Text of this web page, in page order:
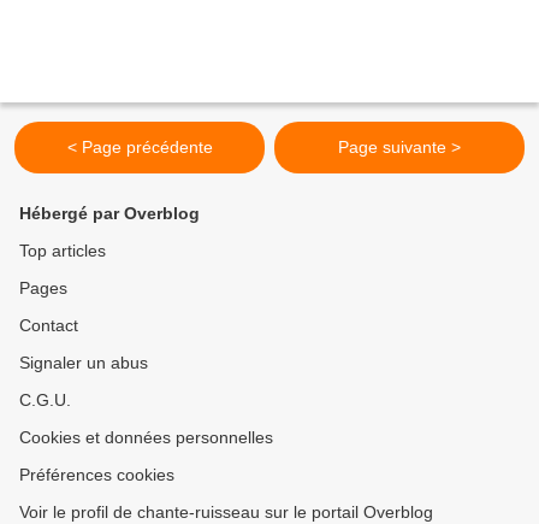
< Page précédente Page suivante >
Hébergé par Overblog
Top articles
Pages
Contact
Signaler un abus
C.G.U.
Cookies et données personnelles
Préférences cookies
Voir le profil de chante-ruisseau sur le portail Overblog